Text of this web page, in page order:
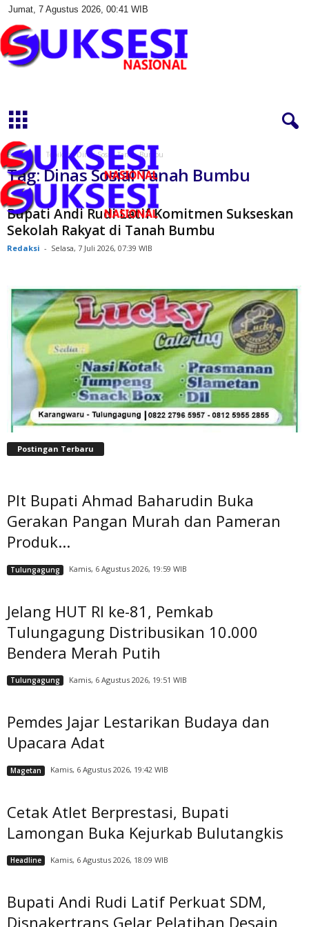
Jumat, 7 Agustus 2026, 00:41 WIB
s
i
a
s
Beranda Topik Dinas Sosial Tanah Bumbu
Tag: Dinas Sosial Tanah Bumbu
Bupati Andi Rudi Latif Komitmen Sukseskan
Sekolah Rakyat di Tanah Bumbu
Redaksi - Selasa, 7 Juli 2026, 07:39 WIB
Postingan Terbaru
Plt Bupati Ahmad Baharudin Buka
Gerakan Pangan Murah dan Pameran
Produk...
Tulungagung Kamis, 6 Agustus 2026, 19:59 WIB
Jelang HUT RI ke-81, Pemkab
Tulungagung Distribusikan 10.000
Bendera Merah Putih
Tulungagung Kamis, 6 Agustus 2026, 19:51 WIB
Pemdes Jajar Lestarikan Budaya dan
Upacara Adat
Magetan Kamis, 6 Agustus 2026, 19:42 WIB
Cetak Atlet Berprestasi, Bupati
Lamongan Buka Kejurkab Bulutangkis
Headline Kamis, 6 Agustus 2026, 18:09 WIB
Bupati Andi Rudi Latif Perkuat SDM,
Disnakertrans Gelar Pelatihan Desain